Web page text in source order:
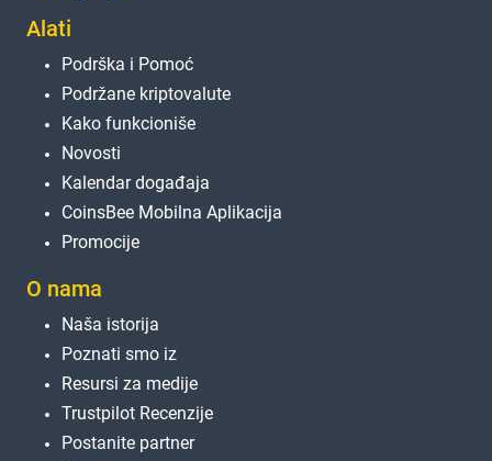
Alati
Podrška i Pomoć
Podržane kriptovalute
Kako funkcioniše
Novosti
Kalendar događaja
CoinsBee Mobilna Aplikacija
Promocije
O nama
Naša istorija
Poznati smo iz
Resursi za medije
Trustpilot Recenzije
Postanite partner